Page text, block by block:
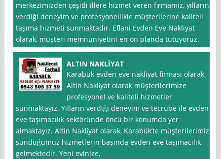
merkezimizden çeşitli illere hizmet veren firmamız, yılların
verdiği deneyim ve profesyonellikle müşterilerine kaliteli
taşıma hizmeti sunmaktadır. Eflani Evden Eve Nakliyat
olarak, müşteri memnuniyetini en ön planda tutuyoruz.
ALTIN NAKLİYAT
Karabük evden eve nakliyat firması olarak,
Altin Nakli̇yat olarak müşterilerimize
profesyonel ve kaliteli hizmetler
sunmaktayız. Yılların verdiği deneyim ve tecrübe ile evden
eve taşımacılık sektöründe öncü bir konumda yer
almaktayız. Altin Nakli̇yat olarak, Karabük’te müşterilerimize
sunduğumuz hizmetlerin başında evden eve taşımacılık
gelmektedir. Yeni evinize,